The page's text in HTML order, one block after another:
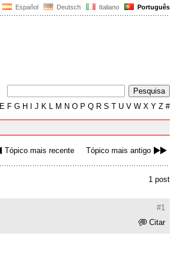
Español Deutsch Italiano Português
E F G H J K L M N O P Q R S T U V W X Y Z #
Tópico mais recente Tópico mais antigo
1 post
#1
Citar